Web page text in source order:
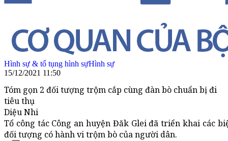
Hình sự & tố tụng hình sựHình sự
15/12/2021 11:50
Tóm gọn 2 đối tượng trộm cắp cùng đàn bò chuẩn bị đi
tiêu thụ
Diệu Nhi
Tổ công tác Công an huyện Đăk Glei đã triển khai các
đối tượng có hành vi trộm bò của người dân.